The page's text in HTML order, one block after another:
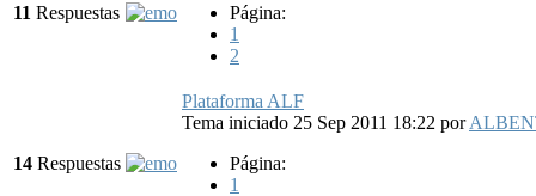
11 Respuestas
Página:
1
2
14 Respuestas
Plataforma ALF
Tema iniciado 25 Sep 2011 18:22 por
Página:
1